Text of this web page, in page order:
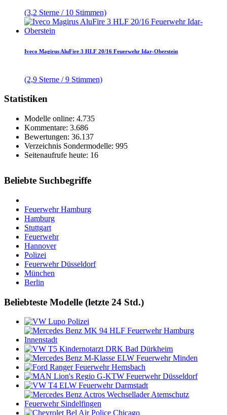
(3,2 Sterne / 10 Stimmen)
Iveco Magirus AluFire 3 HLF 20/16 Feuerwehr Idar-Oberstein
(2,9 Sterne / 9 Stimmen)
Statistiken
Modelle online: 4.735
Kommentare: 3.686
Bewertungen: 36.137
Verzeichnis Sondermodelle: 995
Seitenaufrufe heute: 16
Beliebte Suchbegriffe
Feuerwehr Hamburg
Hamburg
Stuttgart
Feuerwehr
Hannover
Polizei
Feuerwehr Düsseldorf
München
Berlin
Beliebteste Modelle (letzte 24 Std.)